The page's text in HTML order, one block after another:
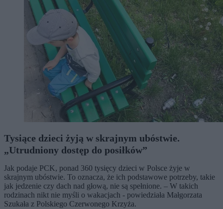
Tysiące dzieci żyją w skrajnym ubóstwie.
„Utrudniony dostęp do posiłków”
Jak podaje PCK, ponad 360 tysięcy dzieci w Polsce żyje w
skrajnym ubóstwie. To oznacza, że ich podstawowe potrzeby, takie
jak jedzenie czy dach nad głową, nie są spełnione. – W takich
rodzinach nikt nie myśli o wakacjach - powiedziała Małgorzata
Szukała z Polskiego Czerwonego Krzyża.